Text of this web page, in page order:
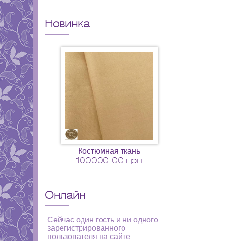
Новинка
Костюмная ткань
100000.00 грн
Онлайн
Сейчас один гость и ни одного
зарегистрированного
пользователя на сайте